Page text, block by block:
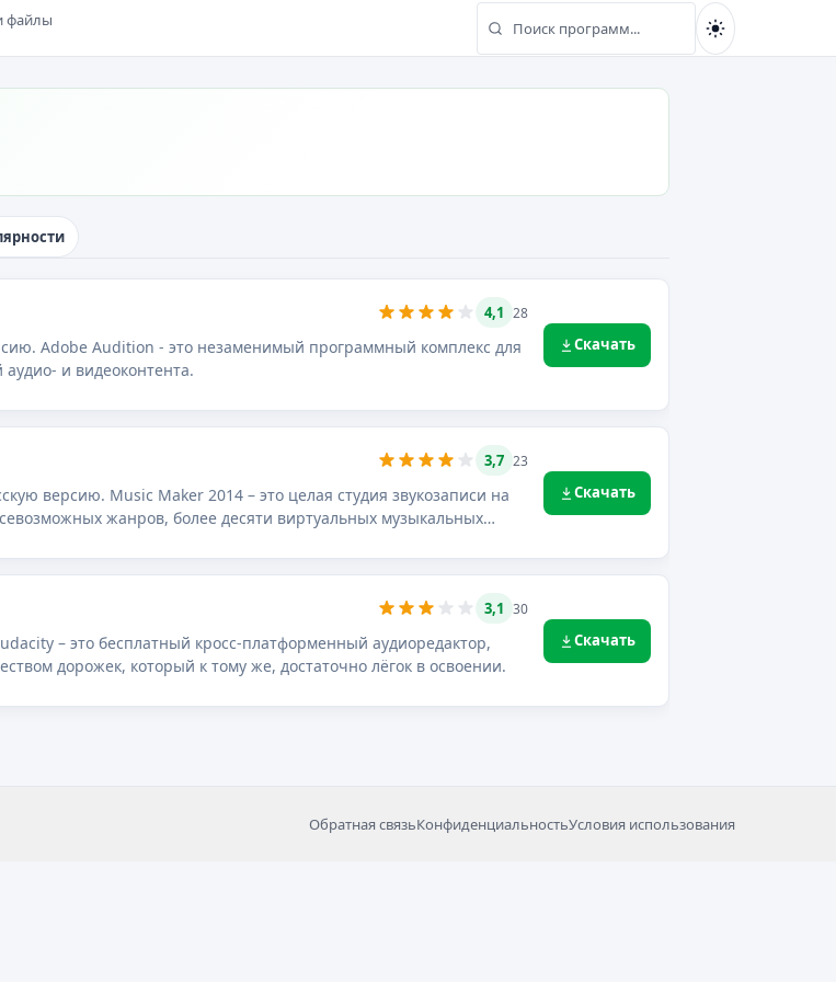
файлы Найти
4,1 28
Adobe Audition - это незаменимый программный комплекс для
и видеоконтента.
Скачать
3,7 23
версию. Music Maker 2014 – это целая студия звукозаписи на
жанров, более десяти виртуальных музыкальных
Скачать
3,1 30
– это бесплатный кросс-платформенный аудиоредактор,
дорожек, который к тому же, достаточно лёгок в освоении.
Скачать
Обратная связьКонфиденциальностьУсловия использования